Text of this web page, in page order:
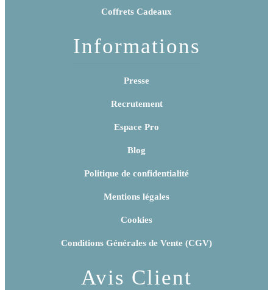
Coffrets Cadeaux
Informations
Presse
Recrutement
Espace Pro
Blog
Politique de confidentialité
Mentions légales
Cookies
Conditions Générales de Vente (CGV)
Avis Client